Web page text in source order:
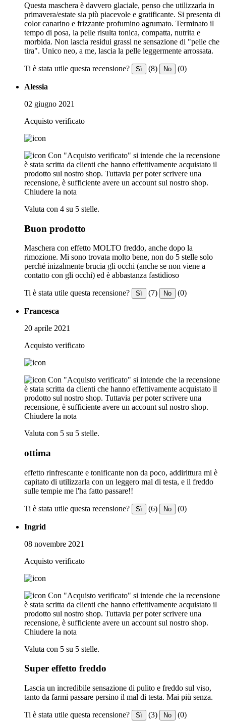
Questa maschera è davvero glaciale, penso che utilizzarla in
primavera/estate sia più piacevole e gratificante. Si presenta di
color canarino e frizzante profumino agrumato. Terminato il
tempo di posa, la pelle risulta tonica, compatta, nutrita e
morbida. Non lascia residui grassi ne sensazione di "pelle che
tira". Unico neo, a me, lascia la pelle leggermente arrossata.
Ti è stata utile questa recensione? Sì (8) No (0)
Alessia
02 giugno 2021
Acquisto verificato
Con "Acquisto verificato" si intende che la recensione
è stata scritta da clienti che hanno effettivamente acquistato il
prodotto sul nostro shop. Tuttavia per poter scrivere una
recensione, è sufficiente avere un account sul nostro shop.
Chiudere la nota
Valuta con 4 su 5 stelle.
Buon prodotto
Maschera con effetto MOLTO freddo, anche dopo la
rimozione. Mi sono trovata molto bene, non do 5 stelle solo
perché inizalmente brucia gli occhi (anche se non viene a
contatto con gli occhi) ed è abbastanza fastidioso
Ti è stata utile questa recensione? Sì (7) No (0)
Francesca
20 aprile 2021
Acquisto verificato
Con "Acquisto verificato" si intende che la recensione
è stata scritta da clienti che hanno effettivamente acquistato il
prodotto sul nostro shop. Tuttavia per poter scrivere una
recensione, è sufficiente avere un account sul nostro shop.
Chiudere la nota
Valuta con 5 su 5 stelle.
ottima
effetto rinfrescante e tonificante non da poco, addirittura mi è
capitato di utilizzarla con un leggero mal di testa, e il freddo
sulle tempie me l'ha fatto passare!!
Ti è stata utile questa recensione? Sì (6) No (0)
Ingrid
08 novembre 2021
Acquisto verificato
Con "Acquisto verificato" si intende che la recensione
è stata scritta da clienti che hanno effettivamente acquistato il
prodotto sul nostro shop. Tuttavia per poter scrivere una
recensione, è sufficiente avere un account sul nostro shop.
Chiudere la nota
Valuta con 5 su 5 stelle.
Super effetto freddo
Lascia un incredibile sensazione di pulito e freddo sul viso,
tanto da farmi passare persino il mal di testa. Mai più senza.
Ti è stata utile questa recensione? Sì (3) No (0)